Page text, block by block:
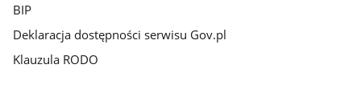
BIP
Deklaracja dostępności serwisu Gov.pl
Klauzula RODO